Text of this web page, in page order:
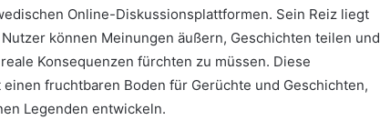
Online-Diskussionsplattformen. Sein Reiz liegt
können Meinungen äußern, Geschichten teilen und
Konsequenzen fürchten zu müssen. Diese
fruchtbaren Boden für Gerüchte und Geschichten,
Legenden entwickeln.